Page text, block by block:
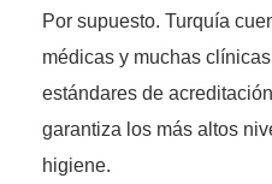
Por supuesto. Turquía
médicas y muchas
estándares de
garantiza los más altos
higiene.